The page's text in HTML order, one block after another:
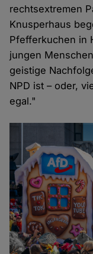
rechtsextremen
Knusperhaus
Pfefferkuchen in
jungen
geistige
NPD ist – oder,
egal."